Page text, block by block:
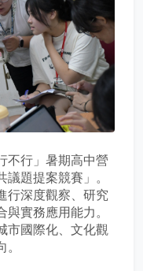
不行」暑期高中營
題提案競賽」。
行深度觀察、研究
實務應用能力。
市國際化、文化觀